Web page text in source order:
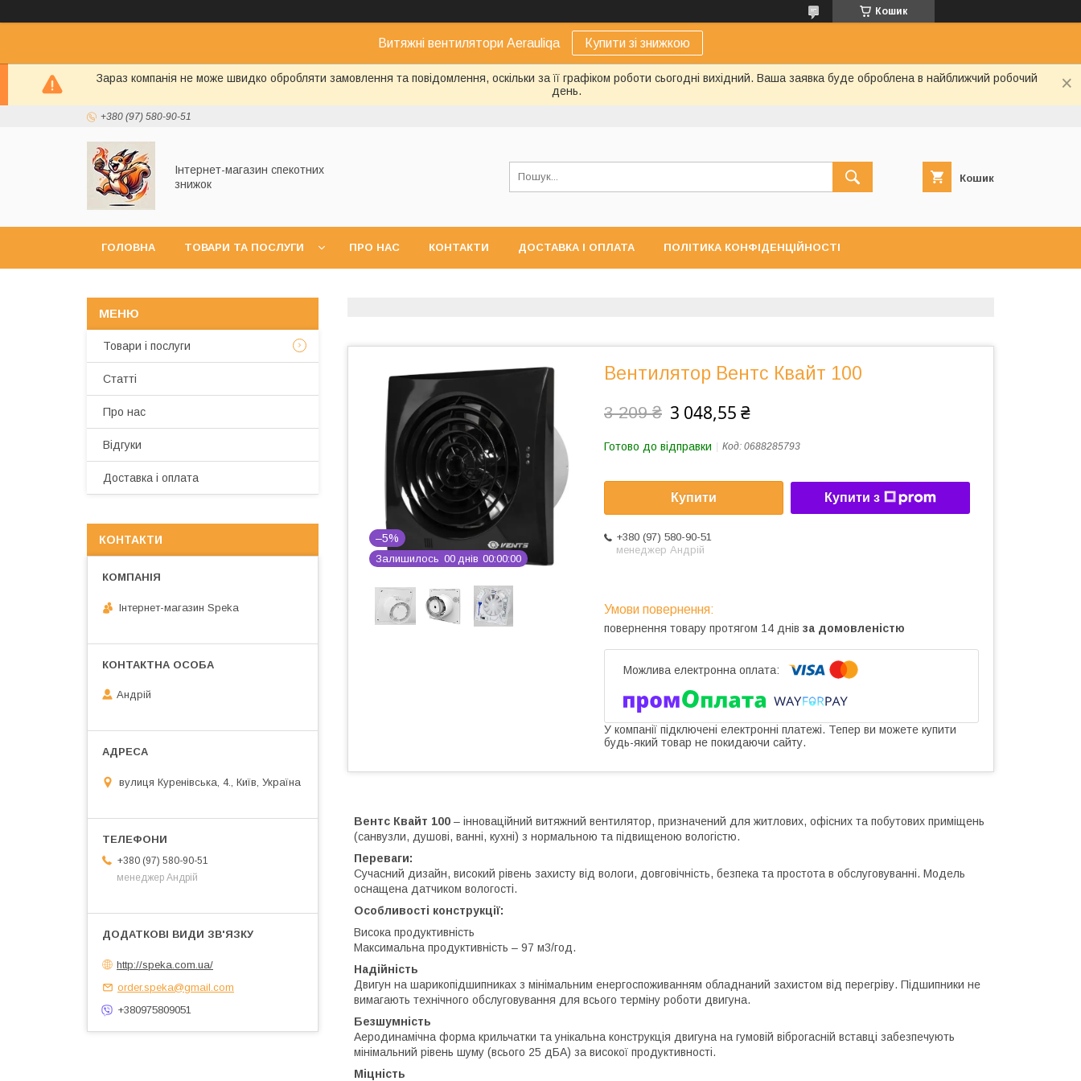
Кошик
Витяжні вентилятори Aerauliqa Купити зі знижкою
Зараз компанія не може швидко обробляти замовлення та повідомлення, оскільки за її графіком роботи сьогодні вихідний. Ваша заявка буде оброблена в найближчий робочий
день.
+380 (97) 580-90-51
Інтернет-магазин спекотних
знижок
Кошик
ГОЛОВНА ТОВАРИ ТА ПОСЛУГИ ПРО НАС КОНТАКТИ ДОСТАВКА І ОПЛАТА ПОЛІТИКА КОНФІДЕНЦІЙНОСТІ
–5%
Залишилось 00 днів 00 00 00
Вентилятор Вентс Квайт 100
3 209 ₴ 3 048,55 ₴
Готово до відправки Код: 0688285793
Купити Купити з
+380 (97) 580-90-51
менеджер Андрій
повернення товару протягом 14 днів за домовленістю
У компанії підключені електронні платежі. Тепер ви можете купити
будь-який товар не покидаючи сайту.
Вентс Квайт 100 – інноваційний витяжний вентилятор, призначений для житлових, офісних та побутових приміщень
(санвузли, душові, ванні, кухні) з нормальною та підвищеною вологістю.
Переваги:
Сучасний дизайн, високий рівень захисту від вологи, довговічність, безпека та простота в обслуговуванні. Модель
оснащена датчиком вологості.
Особливості конструкції:
Висока продуктивність
Максимальна продуктивність – 97 м3/год.
Надійність
Двигун на шарикопідшипниках з мінімальним енергоспоживанням обладнаний захистом від перегріву. Підшипники не
вимагають технічного обслуговування для всього терміну роботи двигуна.
Безшумність
Аеродинамічна форма крильчатки та унікальна конструкція двигуна на гумовій віброгасній вставці забезпечують
мінімальний рівень шуму (всього 25 дБА) за високої продуктивності.
Міцність
Товари і послуги
Статті
Про нас
Відгуки
Доставка і оплата
КОНТАКТИ
Інтернет-магазин Speka
Андрій
вулиця Куренівська, 4., Київ, Україна
+380 (97) 580-90-51
менеджер Андрій
http://speka.com.ua/
order.speka@gmail.com
+380975809051